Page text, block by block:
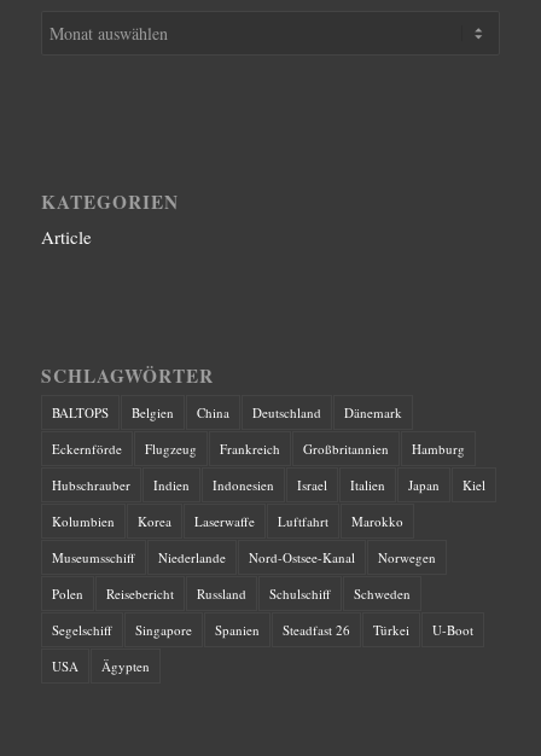
KATEGORIEN
Article
SCHLAGWÖRTER
BALTOPS Belgien China Deutschland
Dänemark
Eckernförde
Flugzeug Frankreich Großbritannien
Hamburg
Hubschrauber
Indien Indonesien Israel Italien Japan
Kiel
Kolumbien
Korea Laserwaffe Luftfahrt
Marokko
Museumsschiff
Niederlande Nord-Ostsee-Kanal
Norwegen
Polen
Reisebericht Russland Schulschiff
Schweden
Segelschiff
Singapore Spanien Steadfast 26 Türkei
U-Boot
USA
Ägypten